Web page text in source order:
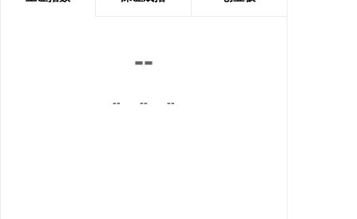
龙星控股总部泛光工程项目。
--
-- -- --